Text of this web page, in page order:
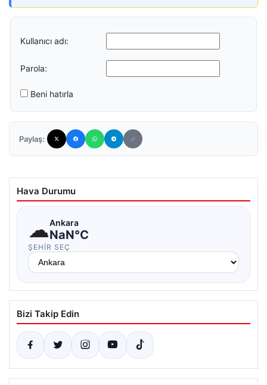
Kullanıcı adı:
Parola:
Beni hatırla
Paylaş:
Hava Durumu
☁Ankara
NaN°C
ŞEHIR SEÇ
Bizi Takip Edin